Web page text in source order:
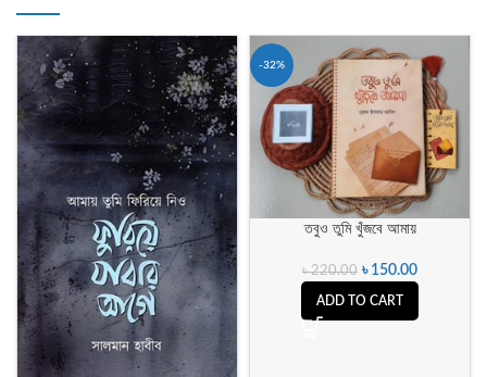
-32%
তবুও তুমি খুঁজবে আমায়
৳220.00 ৳ 150.00
ADD TO CART